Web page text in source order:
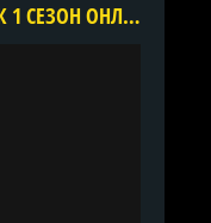
CМОТРЕТЬ ГАЗОВЫЙ ЧЕЛОВЕК 1 СЕЗОН ОНЛАЙН В ХОРОШЕМ КАЧЕСТВЕ ВСЕ СЕРИИ ПОДРЯД БЕСПЛАТНО